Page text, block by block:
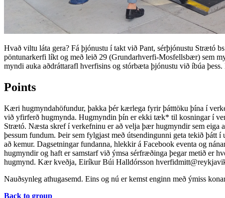
Hvað viltu láta gera? Fá þjónustu í takt við Pant, sérþjónustu Strætó
pöntunarkerfi líkt og með leið 29 (Grundarhverfi-Mosfellsbær) sem
myndi auka aðdráttarafl hverfisins og stórbæta þjónustu við íbúa
Points
Kæri hugmyndahöfundur, þakka þér kærlega fyrir þátttöku þína í
við yfirferð hugmynda. Hugmyndin þín er ekki tæk* til kosningar í
Strætó. Næsta skref í verkefninu er að velja þær hugmyndir sem eiga
þessum fundum. Þeir sem fylgjast með útsendingunni geta tekið
að kemur. Dagsetningar fundanna, hlekkir á Facebook eventa og
hugmyndir og haft er samstarf við ýmsa sérfræðinga þegar metið er
hugmynd. Kær kveðja, Eiríkur Búi Halldórsson
Nauðsynleg athugasemd. Eins og nú er kemst enginn með ýmiss
Back to group